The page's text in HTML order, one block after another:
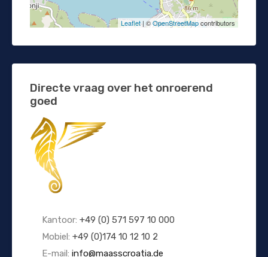
Leaflet | ©OpenStreetMapcontributors
Directe vraag over het onroerend
goed
Kantoor: +49 (0) 571 597 10 000
Mobiel: +49 (0)174 10 12 10 2
E-mail: info@maasscroatia.de